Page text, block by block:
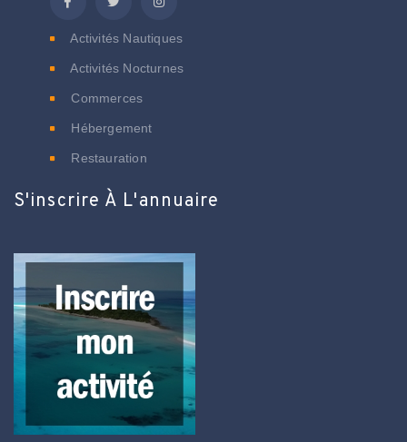
Activités Nautiques
Activités Nocturnes
Commerces
Hébergement
Restauration
S'inscrire À L'annuaire